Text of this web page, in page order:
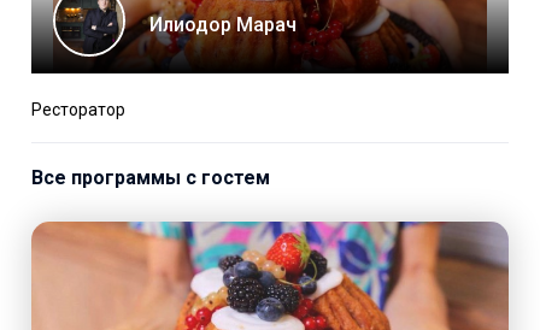
Илиодор Марач
Ресторатор
Все программы с гостем